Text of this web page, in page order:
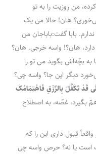
من روزیت را به تو
هان! حالا من یک
بابا‌ گفت:باباجان من
هان؟! واسه خرجی. هان؟
به بچّه‌اش بگوید من تو را
دیگر این جا؟ واسه چی؟
قَدْ تَکَفَّلَ‌ بِالرِّزْقِ‌ فَاهْتِمَامُکَ‌
غصّه، به اصطلاح
واقعاً قبول داری این را که
است یا نه؟ حرص واسه چی